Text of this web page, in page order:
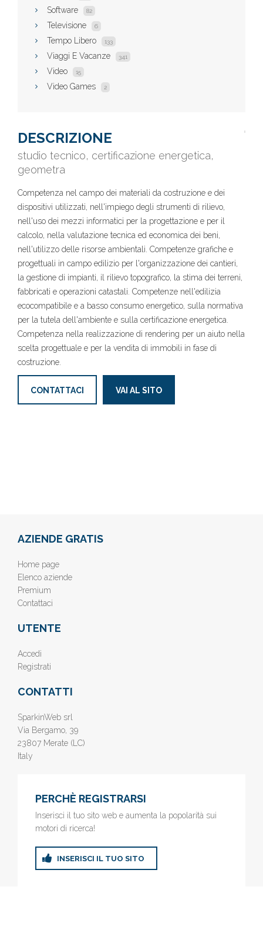
Software 82
Televisione 6
Tempo Libero 133
Viaggi E Vacanze 341
Video 15
Video Games 2
DESCRIZIONE
studio tecnico, certificazione energetica,
geometra
Competenza nel campo dei materiali da costruzione e dei
dispositivi utilizzati, nell'impiego degli strumenti di rilievo,
nell'uso dei mezzi informatici per la progettazione e per il
calcolo, nella valutazione tecnica ed economica dei beni,
nell'utilizzo delle risorse ambientali. Competenze grafiche e
progettuali in campo edilizio per l'organizzazione dei cantieri,
la gestione di impianti, il rilievo topografico, la stima dei terreni,
fabbricati e operazioni catastali. Competenze nell'edilizia
ecocompatibile e a basso consumo energetico, sulla normativa
per la tutela dell'ambiente e sulla certificazione energetica.
Competenza nella realizzazione di rendering per un aiuto nella
scelta progettuale e per la vendita di immobili in fase di
costruzione.
CONTATTACI VAI AL SITO
AZIENDE GRATIS
Home page
Elenco aziende
Premium
Contattaci
UTENTE
Accedi
Registrati
CONTATTI
SparkinWeb srl
Via Bergamo, 39
23807 Merate (LC)
Italy
PERCHÈ REGISTRARSI
Inserisci il tuo sito web e aumenta la popolarità sui
motori di ricerca!
INSERISCI IL TUO SITO